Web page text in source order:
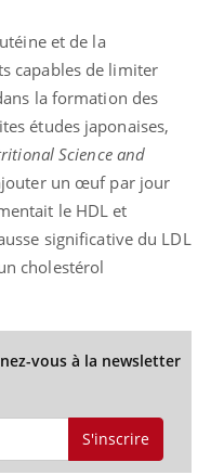
et de la
capables de limiter
la formation des
études japonaises,
Science and
un œuf par jour
le HDL et
significative du LDL
cholestérol
vous à la newsletter
S'inscrire